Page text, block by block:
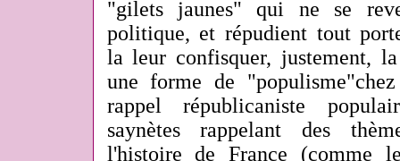
"gilets jaunes" qui ne se
politique, et répudient tout
la leur confisquer, justement,
une forme de
rappel républicaniste
saynètes rappelant des
l'histoire de France (comme